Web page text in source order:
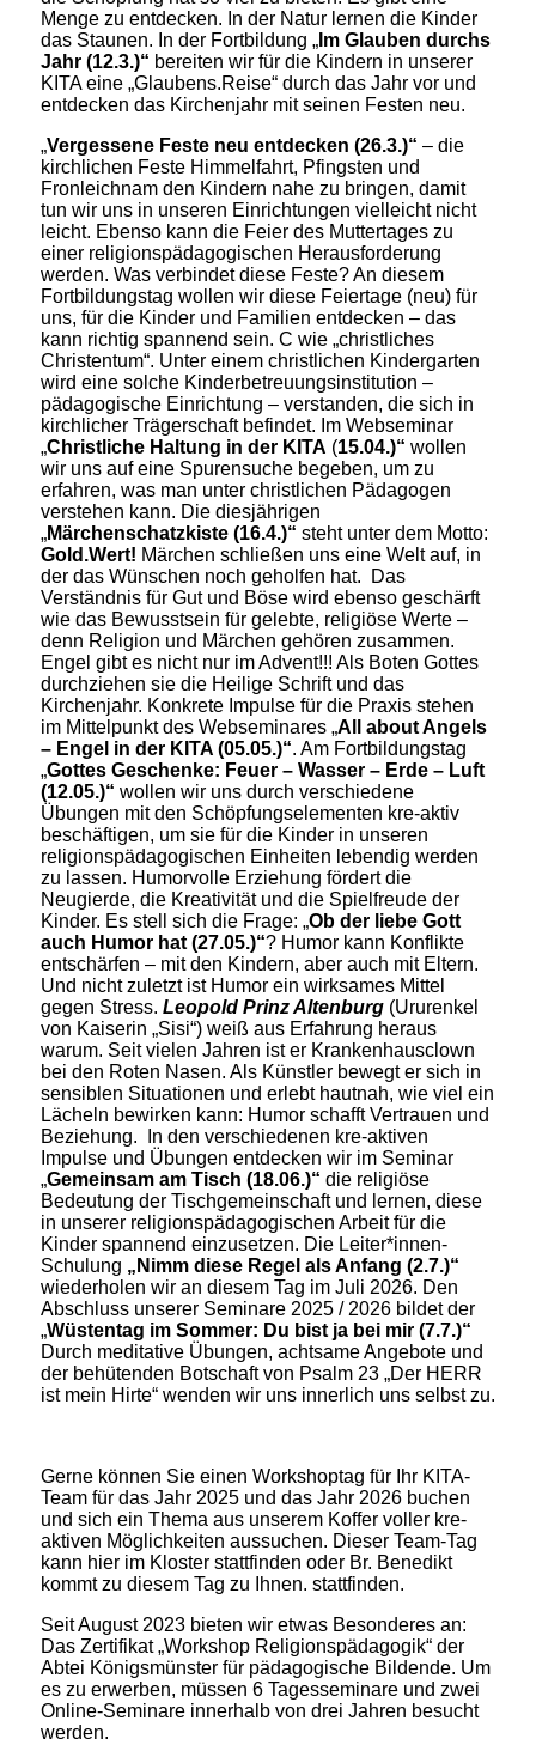
Menge zu entdecken. In der Natur lernen die Kinder
das Staunen. In der Fortbildung „Im Glauben durchs
Jahr (12.3.)“ bereiten wir für die Kindern in unserer
KITA eine „Glaubens.Reise“ durch das Jahr vor und
entdecken das Kirchenjahr mit seinen Festen neu.
„Vergessene Feste neu entdecken (26.3.)“ – die
kirchlichen Feste Himmelfahrt, Pfingsten und
Fronleichnam den Kindern nahe zu bringen, damit
tun wir uns in unseren Einrichtungen vielleicht nicht
leicht. Ebenso kann die Feier des Muttertages zu
einer religionspädagogischen Herausforderung
werden. Was verbindet diese Feste? An diesem
Fortbildungstag wollen wir diese Feiertage (neu) für
uns, für die Kinder und Familien entdecken – das
kann richtig spannend sein. C wie „christliches
Christentum“. Unter einem christlichen Kindergarten
wird eine solche Kinderbetreuungsinstitution –
pädagogische Einrichtung – verstanden, die sich in
kirchlicher Trägerschaft befindet. Im Webseminar
„Christliche Haltung in der KITA (15.04.)“ wollen
wir uns auf eine Spurensuche begeben, um zu
erfahren, was man unter christlichen Pädagogen
verstehen kann. Die diesjährigen
„Märchenschatzkiste (16.4.)“ steht unter dem Motto:
Gold.Wert! Märchen schließen uns eine Welt auf, in
der das Wünschen noch geholfen hat. Das
Verständnis für Gut und Böse wird ebenso geschärft
wie das Bewusstsein für gelebte, religiöse Werte –
denn Religion und Märchen gehören zusammen.
Engel gibt es nicht nur im Advent!!! Als Boten Gottes
durchziehen sie die Heilige Schrift und das
Kirchenjahr. Konkrete Impulse für die Praxis stehen
im Mittelpunkt des Webseminares „All about Angels
– Engel in der KITA (05.05.)“. Am Fortbildungstag
„Gottes Geschenke: Feuer – Wasser – Erde – Luft
(12.05.)“ wollen wir uns durch verschiedene
Übungen mit den Schöpfungselementen kre-aktiv
beschäftigen, um sie für die Kinder in unseren
religionspädagogischen Einheiten lebendig werden
zu lassen. Humorvolle Erziehung fördert die
Neugierde, die Kreativität und die Spielfreude der
Kinder. Es stell sich die Frage: „Ob der liebe Gott
auch Humor hat (27.05.)“? Humor kann Konflikte
entschärfen – mit den Kindern, aber auch mit Eltern.
Und nicht zuletzt ist Humor ein wirksames Mittel
gegen Stress. Leopold Prinz Altenburg(Ururenkel
von Kaiserin „Sisi“) weiß aus Erfahrung heraus
warum. Seit vielen Jahren ist er Krankenhausclown
bei den Roten Nasen. Als Künstler bewegt er sich in
sensiblen Situationen und erlebt hautnah, wie viel ein
Lächeln bewirken kann: Humor schafft Vertrauen und
Beziehung. In den verschiedenen kre-aktiven
Impulse und Übungen entdecken wir im Seminar
„Gemeinsam am Tisch (18.06.)“ die religiöse
Bedeutung der Tischgemeinschaft und lernen, diese
in unserer religionspädagogischen Arbeit für die
Kinder spannend einzusetzen. Die Leiter*innen-
Schulung „Nimm diese Regel als Anfang (2.7.)“
wiederholen wir an diesem Tag im Juli 2026. Den
Abschluss unserer Seminare 2025 / 2026 bildet der
„Wüstentag im Sommer: Du bist ja bei mir (7.7.)“
Durch meditative Übungen, achtsame Angebote und
der behütenden Botschaft von Psalm 23 „Der HERR
ist mein Hirte“ wenden wir uns innerlich uns selbst zu.
Gerne können Sie einen Workshoptag für Ihr KITA-
Team für das Jahr 2025 und das Jahr 2026 buchen
und sich ein Thema aus unserem Koffer voller kre-
aktiven Möglichkeiten aussuchen. Dieser Team-Tag
kann hier im Kloster stattfinden oder Br. Benedikt
kommt zu diesem Tag zu Ihnen. stattfinden.
Seit August 2023 bieten wir etwas Besonderes an:
Das Zertifikat „Workshop Religionspädagogik“ der
Abtei Königsmünster für pädagogische Bildende. Um
es zu erwerben, müssen 6 Tagesseminare und zwei
Online-Seminare innerhalb von drei Jahren besucht
werden.